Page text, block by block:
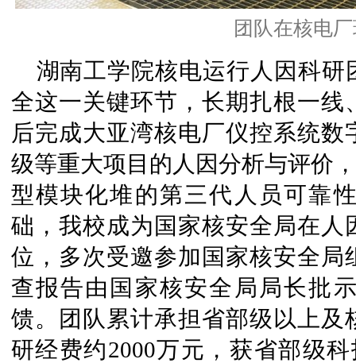
团队在核电
湖南工学院核电运行人因科
全这一关键环节，长期扎根一
后完成大亚湾核电厂仪控系统
级等重大项目的人因分析与评价
型模块化堆的第三代人员可靠
础，我校成为国家核安全局在
位，多次受邀参加国家核安全
查报告由国家核安全局局长批
馈。团队累计承担省部级以上及
研经费约2000万元，获省部级